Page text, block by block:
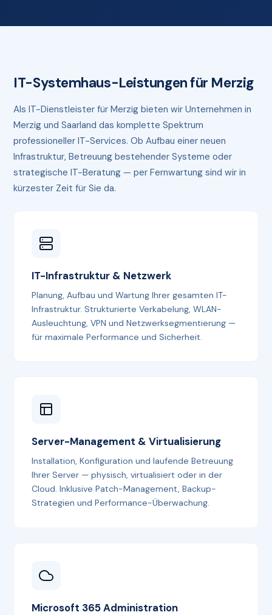
IT-Systemhaus-Leistungen für Merzig
Als IT-Dienstleister für Merzig bieten wir Unternehmen in
Merzig und Saarland das komplette Spektrum
professioneller IT-Services. Ob Aufbau einer neuen
Infrastruktur, Betreuung bestehender Systeme oder
strategische IT-Beratung — per Fernwartung sind wir in
kürzester Zeit für Sie da.
IT-Infrastruktur & Netzwerk
Planung, Aufbau und Wartung Ihrer gesamten IT-
Infrastruktur. Strukturierte Verkabelung, WLAN-
Ausleuchtung, VPN und Netzwerksegmentierung —
für maximale Performance und Sicherheit.
Server-Management & Virtualisierung
Installation, Konfiguration und laufende Betreuung
Ihrer Server — physisch, virtualisiert oder in der
Cloud. Inklusive Patch-Management, Backup-
Strategien und Performance-Überwachung.
Microsoft 365 Administration